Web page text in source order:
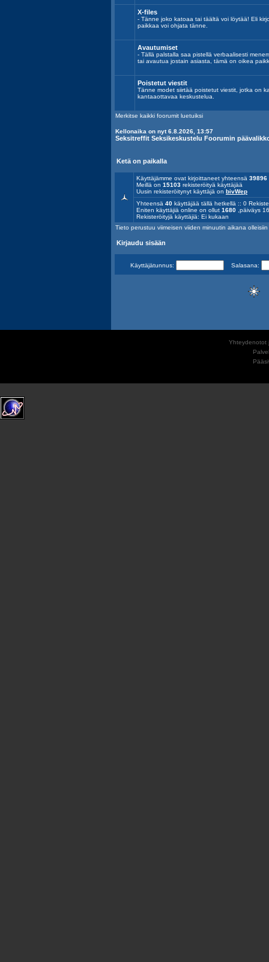
X-files
- Tänne joko katoaa tai täältä voi löytää! Eli
paikkaa voi ohjata tänne.
Avautumiset
- Tällä palstalla saa pistellä verbaalisesti
tai avautua jostain asiasta, tämä on oikea
Poistetut viestit
Tänne modet siirtää poistetut viestit, jotka on
kantaaottavaa keskustelua.
Merkitse kaikki foorumit luetuiksi
Kellonaika on nyt 6.8.2026, 13:57
Seksitreffit Seksikeskustelu Foorumin
Ketä on paikalla
Käyttäjämme ovat kirjoittaneet yhteensä 39896
Meillä on 15103 rekisteröityä käyttäjää
Uusin rekisteröitynyt käyttäjä on bivWep
Yhteensä 40 käyttäjää tällä hetkellä :: 0
Eniten käyttäjiä online on ollut 1680 ,päiväys
Rekisteröityjä käyttäjiä: Ei kukaan
Tieto perustuu viimeisen viiden minuutin aikana
Kirjaudu sisään
Käyttäjätunnus: Salasana:
Yhteydenotot